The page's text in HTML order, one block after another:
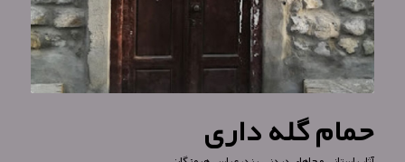
حمام گله‌ داری